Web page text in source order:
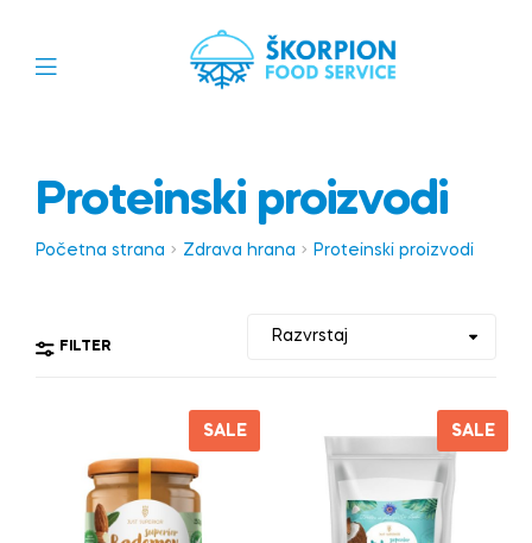
Proteinski proizvodi
Početna strana Zdrava hrana Proteinski proizvodi
FILTER
SALE SALE